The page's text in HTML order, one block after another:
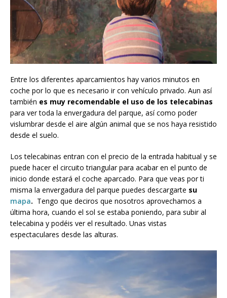
Entre los diferentes aparcamientos hay varios minutos en
coche por lo que es necesario ir con vehículo privado. Aun así
también es muy recomendable el uso de los telecabinas
para ver toda la envergadura del parque, así como poder
vislumbrar desde el aire algún animal que se nos haya resistido
desde el suelo.
Los telecabinas entran con el precio de la entrada habitual y se
puede hacer el circuito triangular para acabar en el punto de
inicio donde estará el coche aparcado. Para que veas por ti
misma la envergadura del parque puedes descargarte su
mapa. Tengo que deciros que nosotros aprovechamos a
última hora, cuando el sol se estaba poniendo, para subir al
telecabina y podéis ver el resultado. Unas vistas
espectaculares desde las alturas.